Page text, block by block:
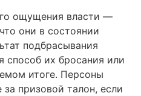
ощущения власти —
они в состоянии
подбрасывания
способ их бросания или
итоге. Персоны
призовой талон, если